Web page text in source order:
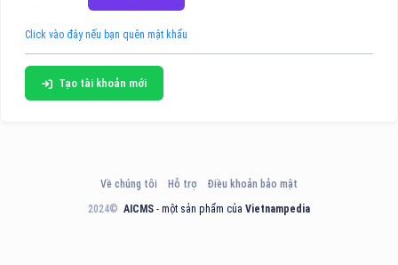
Click vào đây nếu bạn quên mật khẩu
Tạo tài khoản mới
2024© AICMS - một sản phẩm của Vietnampedia
Về chúng tôi Hỗ trợ Điều khoản bảo mật